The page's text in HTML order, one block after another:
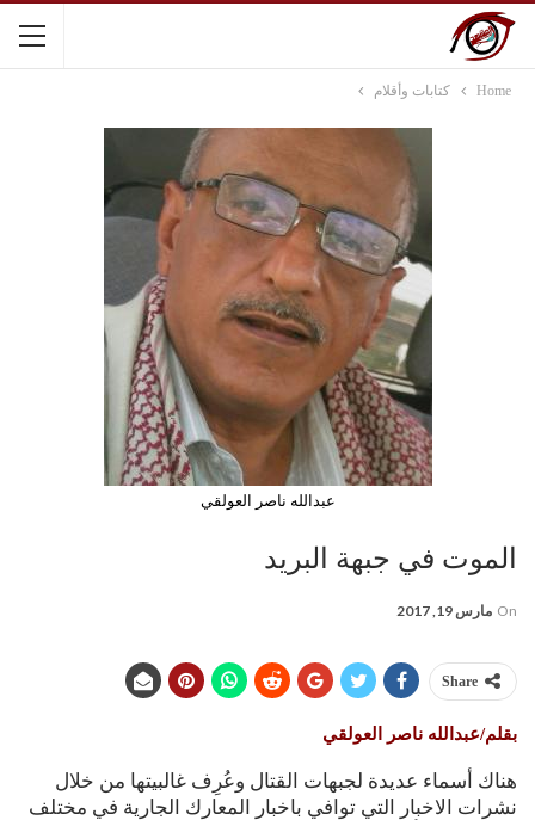
Home كتابات وأقلام
عبدالله ناصر العولقي
الموت في جبهة البريد
On مارس 19, 2017
Share
بقلم/عبدالله ناصر العولقي
هناك أسماء عديدة لجبهات القتال وعُرِف غالبيتها من خلال
نشرات الاخبار التي توافي باخبار المعارك الجارية في مختلف